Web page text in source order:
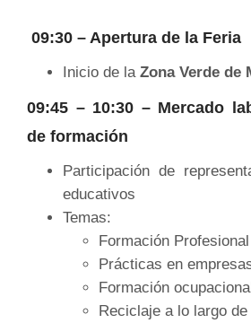
09:30 – Apertura de la Feria
Inicio de la Zona Verde de
09:45 – 10:30 – Mercado
de formación
Participación de
educativos
Temas:
Formación
Prácticas en
Formación
Reciclaje a lo largo